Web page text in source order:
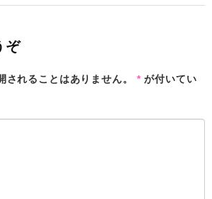
ぞ
されることはありません。 *が付いてい